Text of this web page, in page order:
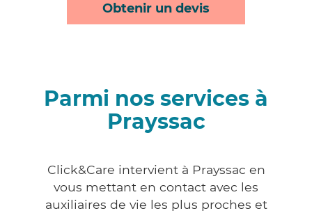
Obtenir un devis
Parmi nos services à
Prayssac
Click&Care intervient à Prayssac en
vous mettant en contact avec les
auxiliaires de vie les plus proches et